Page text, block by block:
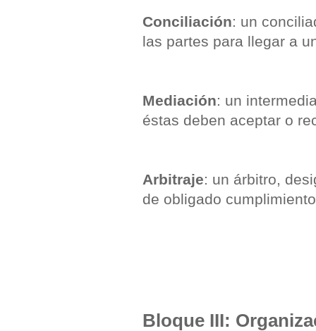
Conciliación: un
las partes para llegar a
Mediación: un
éstas deben aceptar o
Arbitraje: un árbitro,
de obligado
Bloque III: